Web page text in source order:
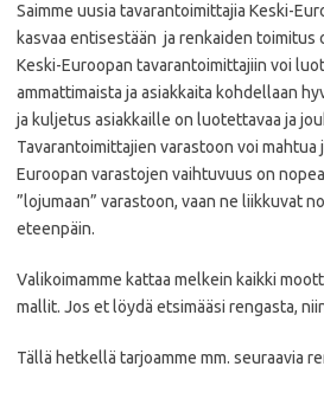
Saimme uusia tavarantoimittajia Keski-
kasvaa entisestään ja renkaiden toimitus
Keski-Euroopan tavarantoimittajiin voi
ammattimaista ja asiakkaita kohdellaan
ja kuljetus asiakkaille on luotettavaa ja
Tavarantoimittajien varastoon voi mahtua
Euroopan varastojen vaihtuvuus on
”lojumaan” varastoon, vaan ne liikkuvat
eteenpäin.
Valikoimamme kattaa melkein kaikki
mallit. Jos et löydä etsimääsi rengasta,
Tällä hetkellä tarjoamme mm. seuraavia